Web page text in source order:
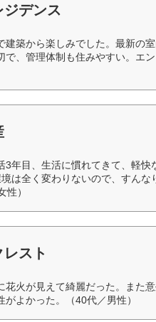
デンス
建築から楽しみでした。最新の
で、管理体制も住みやすい。エ
3年目、生活に慣れてきて、軽快
は全く変わりないので、すん
性）
スト
花火が見えて綺麗だった。また
がよかった。（40代／男性）